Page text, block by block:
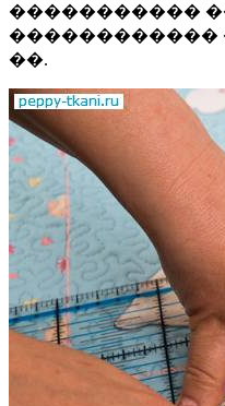
�����������
������������
��.